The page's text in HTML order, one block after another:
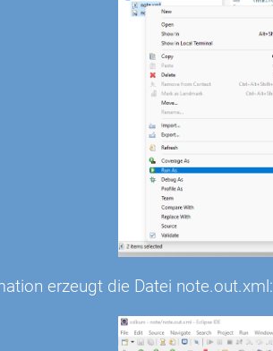
erzeugt die Datei note.out.xml: